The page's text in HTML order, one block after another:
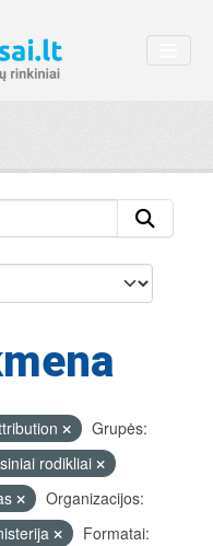
Grupės:
rodikliai
Organizacijos:
Formatai: